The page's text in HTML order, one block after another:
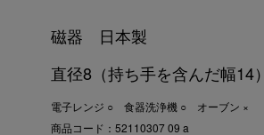
磁器 日本製
直径8（持ち手を含んだ幅
電子レンジ ○ 食器洗浄機 ○ オーブン ×
商品コード：52110307 09 a